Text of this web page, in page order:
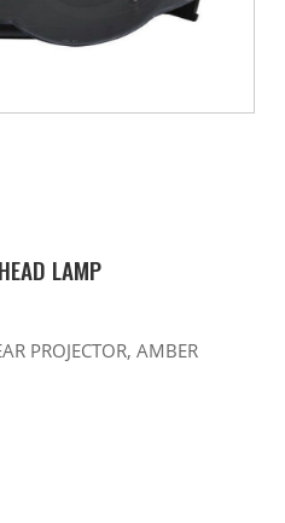
LAMP
PROJECTOR, AMBER